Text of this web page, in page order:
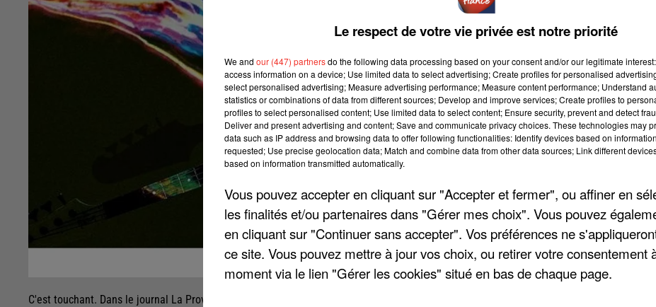
C'est touchant. Dans le journal La Provence du samedi 23 juillet dernier, Calogero a répondu à une interview à l'occasion de sa
Le respect de votre vie privée est notre priorité
We and our (447) partnersdo the following data processing based on your consent and/or our legitimate
access information on a device; Use limited data to select advertising; Create profiles for personalised
select personalised advertising; Measure advertising performance; Measure content performance; Understand
statistics or combinations of data from different sources; Develop and improve services; Create profiles to
profiles to select personalised content; Use limited data to select content; Ensure security, prevent and detect
Deliver and present advertising and content; Save and communicate privacy choices. These technologies may
data such as IP address and browsing data to offer following functionalities: Identify devices based on
requested; Use precise geolocation data; Match and combine data from other data sources; Link different
based on information transmitted automatically.
Vous pouvez accepter en cliquant sur "Accepter et fermer", ou affiner en
les finalités et/ou partenaires dans "Gérer mes choix". Vous pouvez
en cliquant sur "Continuer sans accepter". Vos préférences ne
ce site. Vous pouvez mettre à jour vos choix, ou retirer votre consentement
moment via le lien "Gérer les cookies" situé en bas de chaque page.